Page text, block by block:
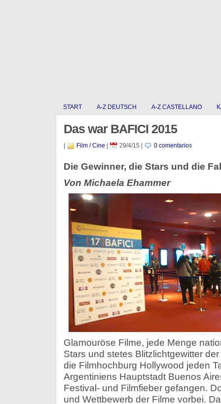
START A-Z DEUTSCH A-Z CASTELLANO
Das war BAFICI 2015
Film / Cine 29/4/15 0 comentarios
Die Gewinner, die Stars und die
Von Michaela Ehammer
Glamouröse Filme, jede Menge
Stars und stetes Blitzlichtgewitter
die Filmhochburg Hollywood jeden
Argentiniens Hauptstadt Buenos
Festival- und Filmfieber gefangen.
und Wettbewerb der Filme vorbei.